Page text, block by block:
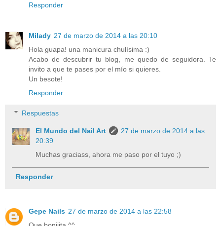
Responder
Milady 27 de marzo de 2014 a las 20:10
Hola guapa! una manicura chulísima :)
Acabo de descubrir tu blog, me quedo de seguidora. Te
invito a que te pases por el mío si quieres.
Un besote!
Responder
Respuestas
El Mundo del Nail Art
27 de marzo de 2014 a las
20:39
Muchas graciass, ahora me paso por el tuyo ;)
Responder
Gepe Nails 27 de marzo de 2014 a las 22:58